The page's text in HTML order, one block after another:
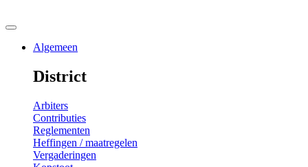
Algemeen
District
Arbiters
Contributies
Reglementen
Heffingen / maatregelen
Vergaderingen